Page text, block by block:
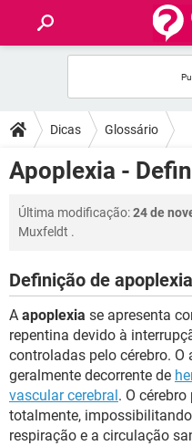
FÓRUM
SAÚDE
FAMÍLIA
SEXUALIDADE
GLOSSÁRIO
Dicas Glossário
Apoplexia -
Última modificação:24 de
Muxfeldt .
Definição de apoplexia
A apoplexia se apresenta
repentina devido à
controladas pelo cérebro. O
geralmente decorrente de
vascular cerebral. O
totalmente,
respiração e a circulação